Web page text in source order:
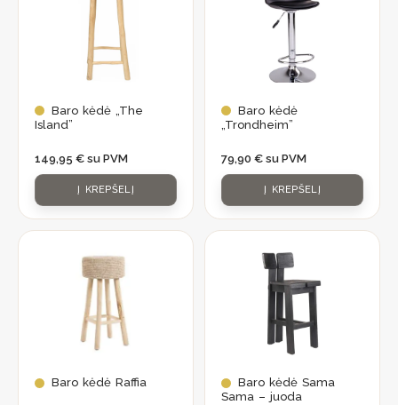
Baro kėdė „The
Island”
149,95 € su PVM
Į KREPŠELĮ
Baro kėdė
„Trondheim”
79,90 € su PVM
Į KREPŠELĮ
Baro kėdė Raffia
Baro kėdė Sama
Sama – juoda
pirkinių krepšeliui!
PRENUMERUOTI